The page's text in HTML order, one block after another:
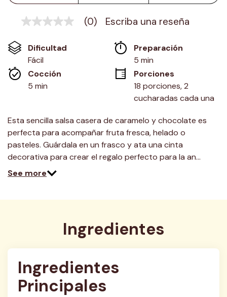
Sin
en
misma
página.
(0) Escriba una reseña
Dificultad
Fácil
Preparación
5 min
Cocción
5 min
Porciones
18 porciones, 2
cucharadas cada una
Esta sencilla salsa casera de caramelo y chocolate es
perfecta para acompañar fruta fresca, helado o
pasteles. Guárdala en un frasco y ata una cinta
decorativa para crear el regalo perfecto para la an…
See more
Ingredientes
Ingredientes
Principales